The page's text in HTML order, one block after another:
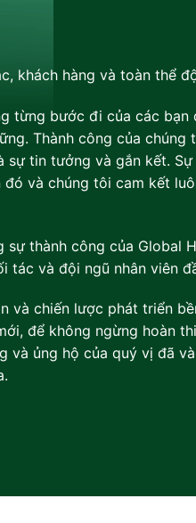
khách hàng và toàn thể
từng bước đi của các bạn
Thành công của
sự tin tưởng và gắn kết.
và chúng tôi cam kết
sự thành công của Global
tác và đội ngũ nhân viên
và chiến lược phát triển
để không ngừng hoàn
và ủng hộ của quý vị đã